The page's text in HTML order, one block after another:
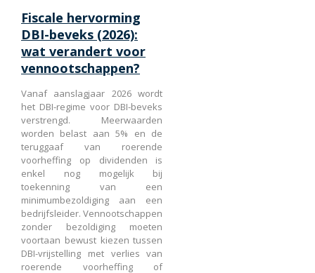
Fiscale hervorming
DBI-beveks (2026):
wat verandert voor
vennootschappen?
Vanaf aanslagjaar 2026 wordt
het DBI-regime voor DBI-beveks
verstrengd. Meerwaarden
worden belast aan 5% en de
teruggaaf van roerende
voorheffing op dividenden is
enkel nog mogelijk bij
toekenning van een
minimumbezoldiging aan een
bedrijfsleider. Vennootschappen
zonder bezoldiging moeten
voortaan bewust kiezen tussen
DBI-vrijstelling met verlies van
roerende voorheffing of